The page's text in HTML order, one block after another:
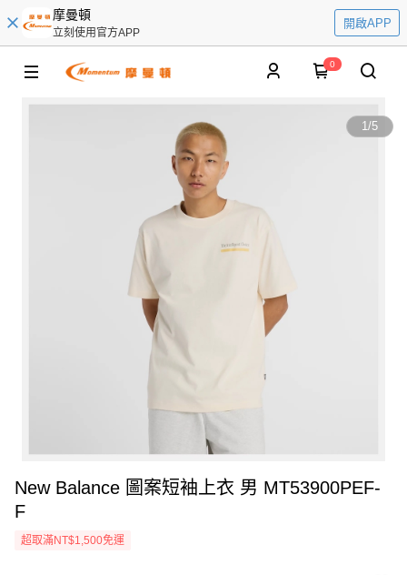
摩曼頓
立刻使用官方APP
開啟APP
0
1/5
New Balance 圖案短袖上衣 男 MT53900PEF-
F
超取滿NT$1,500免運